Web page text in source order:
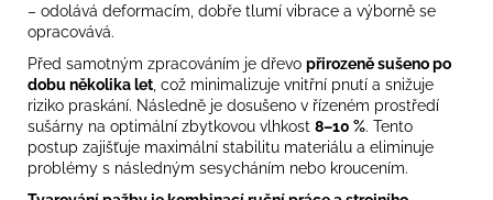
– odolává deformacím, dobře tlumí vibrace a výborně se
opracovává.
Před samotným zpracováním je dřevo přirozeně sušeno po
dobu několika let , což minimalizuje vnitřní pnutí a snižuje
riziko praskání. Následně je dosušeno v řízeném prostředí
sušárny na optimální zbytkovou vlhkost 8–10 %. Tento
postup zajišťuje maximální stabilitu materiálu a eliminuje
problémy s následným sesycháním nebo kroucením.